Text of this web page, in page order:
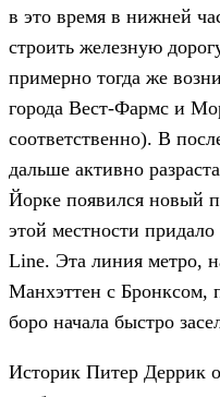
в это время в нижней
строить железную
примерно тогда же
города Вест-Фармс и
соответственно). В
дальше активно
Йорке появился новый
этой местности
Line. Эта линия метро,
Манхэттен с Бронксом,
боро начала быстро
Историк Питер Деррик